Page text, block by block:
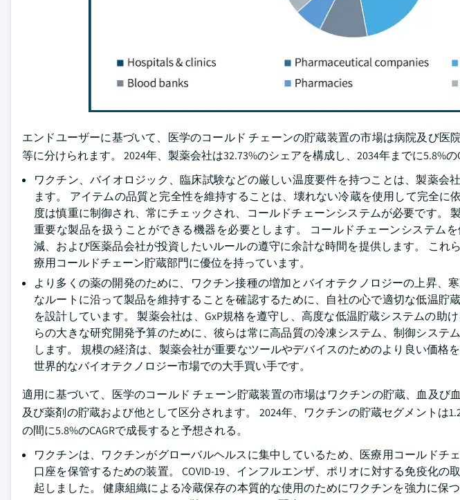
エンドユーザーに基づいて、医学のコールド チェーンの貯蔵装置の市場は病院及び医
等に分けられます。 2024年、製薬会社は32.73%のシェアを構成し、2034年までに5.8%の
ワクチン、バイオロジック、臨床試験などの厳しい温度要件を持つことは、製薬会
ます。 アイテムの品質と完全性を維持することは、壊れない冷蔵を使用して完全に
度は慎重に制御され、常にチェックされ、コールドチェーンシステムが必要です。
重要な製品を扱うことができる機器を必要とします。 コールドチェーンシステム
減、および医薬品会社が投資したいルールの遵守に余計な時間を提供します。 これ
療用コールドチェーン貯蔵部門に優位を持っています。
より多くの薬の開発のために、ワクチン接種の増加とバイオテクノロジーの上昇、
なルートに沿って製品を維持することを確認するために、自社の心で適切な低温貯
を設計しています。 製薬会社は、GxP規格を遵守し、高度な低温貯蔵システムの助
らの大きな研究開発予算のために、彼らは常に高品質の冷凍システム、制御システ
します。 規模の経済は、製薬会社が重要なツールやデバイスのためのより良い価格
世界的なバイオテクノロジー市場での大手買い手です。
適用に基づいて、医学のコールド チェーン貯蔵装置の市場はワクチンの貯蔵、血及び
及び薬剤の貯蔵および他として区分されます。 2024年、ワクチンの貯蔵セグメントは
の間に5.8%のCAGRで成長すると予想される。
ワクチンは、ワクチンがグローバルヘルスに集中しているため、医療用コールドチ
口座を保管するための装置。 COVID-19、インフルエンザ、ポリオに対する免疫化
起しました。 健康組織による冷蔵保存の本質的な使用のためにワクチンを強力に保